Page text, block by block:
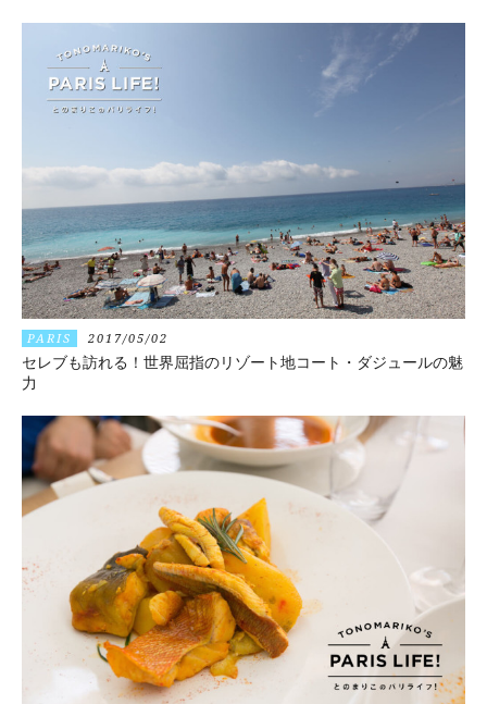
PARIS 2017/05/02
セレブも訪れる！世界屈指のリゾート地コート・ダジュールの魅
力